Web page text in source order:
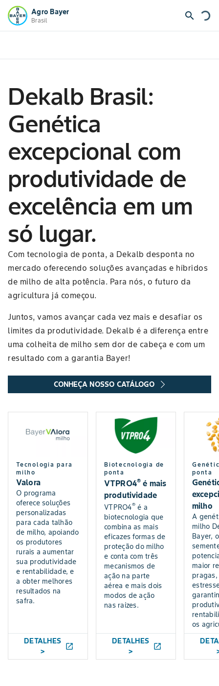
Agro Bayer
Brasil search
Dekalb Brasil:
Genética
excepcional com
produtividade de
excelência em um
só lugar.
Com tecnologia de ponta, a Dekalb desponta no
mercado oferecendo soluções avançadas e híbridos
de milho de alta potência. Para nós, o futuro da
agricultura já começou.
Juntos, vamos avançar cada vez mais e desafiar os
limites da produtividade. Dekalb é a diferença entre
uma colheita de milho sem dor de cabeça e com um
resultado com a garantia Bayer!
CONHEÇA NOSSO CATÁLOGO
Tecnologia para
milho
Valora
O programa
oferece soluções
personalizadas
para cada talhão
de milho, apoiando
os produtores
rurais a aumentar
sua produtividade
e rentabilidade, e
a obter melhores
resultados na
safra.
DETALHES
>
launch
Biotecnologia de
ponta
VTPRO4® é mais
produtividade
VTPRO4®é a
biotecnologia que
combina as mais
eficazes formas de
proteção do milho
e conta com três
mecanismos de
ação na parte
aérea e mais dois
modos de ação
nas raízes.
DETALHES
>
launch
ponta
milho
A
milho
Bayer,
maior
os